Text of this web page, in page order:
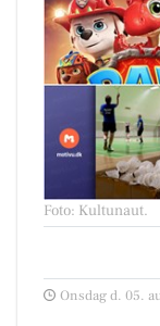
Foto: Kultunaut.
Onsdag d. 05.